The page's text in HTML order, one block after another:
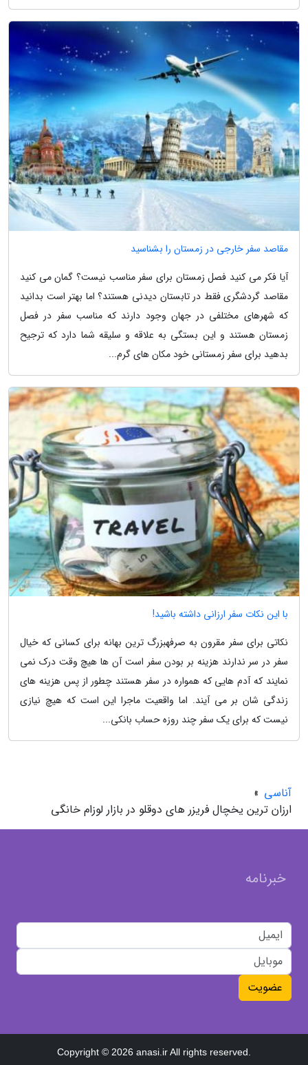
مقاصد سفر خارجی در زمستان را بشناسید
آیا فکر می کنید فصل زمستان برای سفر مناسب نیست؟ گمان می کنید
مقاصد گردشگری فقط در تابستان دیدنی هستند؟ اما بهتر است بدانید
که شهرهای مختلفی در جهان وجود دارند که مناسب سفر در فصل
زمستان هستند و این بستگی به علاقه و سلیقه شما دارد که ترجیح
بدهید برای سفر زمستانی خود مکان های گرم...
با این نکات سفر ارزانی داشته باشید!
نکاتی برای سفر مقرون به صرفهبزرگ ترین بهانه برای کسانی که خیال
سفر در سر ندارند هزینه بر بودن سفر است آن ها هیچ وقت درک نمی
نمایند که آدم هایی که همواره در سفر هستند چطور از پس هزینه های
زندگی شان بر می آیند. اما واقعیت ماجرا این است که هیچ نیازی
نیست که برای یک سفر چند روزه حساب بانکی...
آناسی »
ارزان ترین یخچال فریزر های دوقلو در بازار لوزام خانگی
خبرنامه
عضویت
Copyright © 2026 anasi.ir All rights reserved.